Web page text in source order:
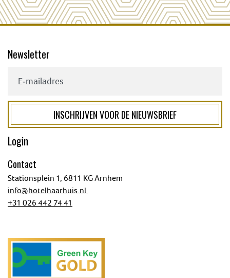
Newsletter
Login
Contact
Stationsplein 1, 6811 KG Arnhem
info@hotelhaarhuis.nl
+31 026 442 74 41